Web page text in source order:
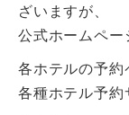
ざいますが、
公式ホームペー
各ホテルの予約
各種ホテル予約